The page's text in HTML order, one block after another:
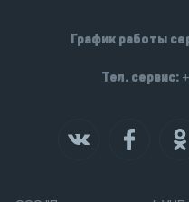
График работы
Тел. сервис: